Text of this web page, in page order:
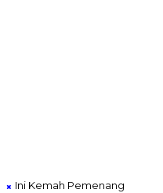
Ini Kemah Pemenang